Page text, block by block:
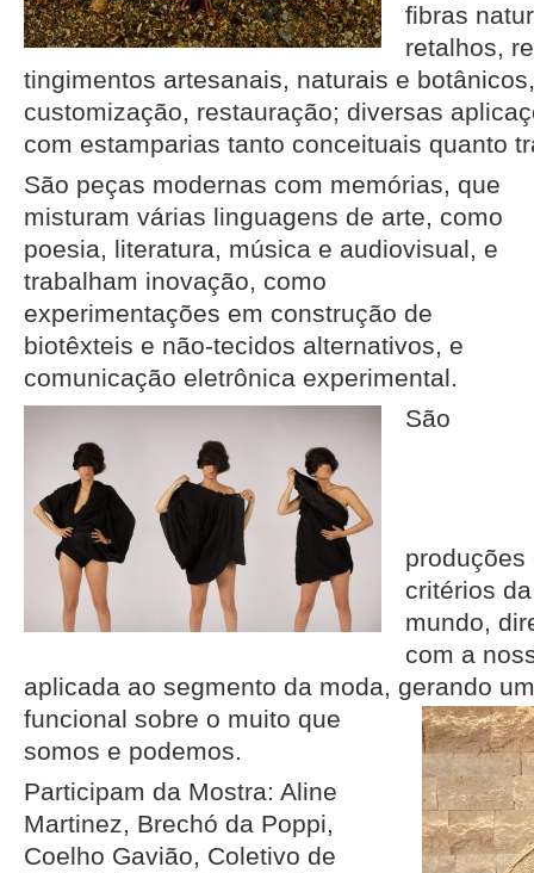
fibras
retalhos,
tingimentos artesanais, naturais e
customização, restauração; diversas
com estamparias tanto conceituais quanto
São peças modernas com memórias, que
misturam várias linguagens de arte, como
poesia, literatura, música e audiovisual, e
trabalham inovação, como
experimentações em construção de
biotêxteis e não-tecidos alternativos, e
comunicação eletrônica experimental.
São
produções
critérios
mundo,
com a
aplicada ao segmento da moda, gerando
funcional sobre o muito que
somos e podemos.
Participam da Mostra: Aline
Martinez, Brechó da Poppi,
Coelho Gavião, Coletivo de